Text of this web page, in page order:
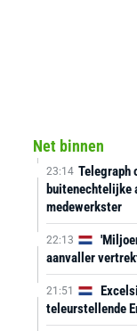
Net binnen
23:14 Telegraph
buitenechtelijke
medewerkster
22:13
aanvaller
21:51
teleurstellende